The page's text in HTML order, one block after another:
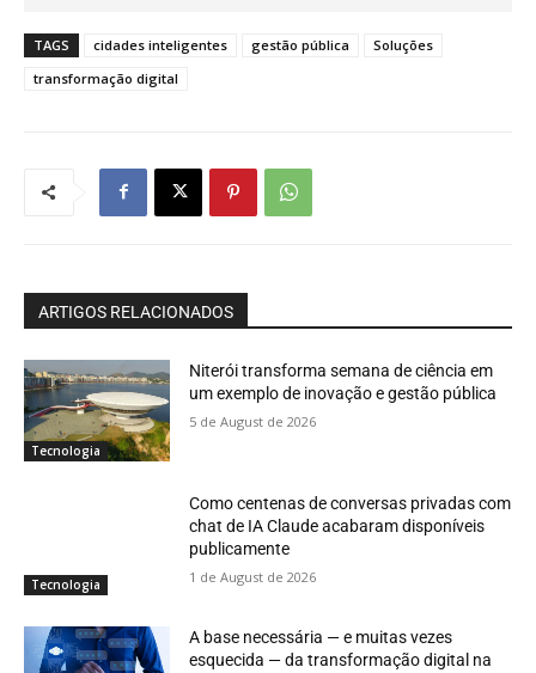
TAGS cidades inteligentes gestão pública
Soluções
transformação digital
ARTIGOS RELACIONADOS
Tecnologia
Niterói transforma semana de ciência em
um exemplo de inovação e gestão pública
5 de August de 2026
Tecnologia
Como centenas de conversas privadas com
chat de IA Claude acabaram disponíveis
publicamente
1 de August de 2026
A base necessária — e muitas vezes
esquecida — da transformação digital na